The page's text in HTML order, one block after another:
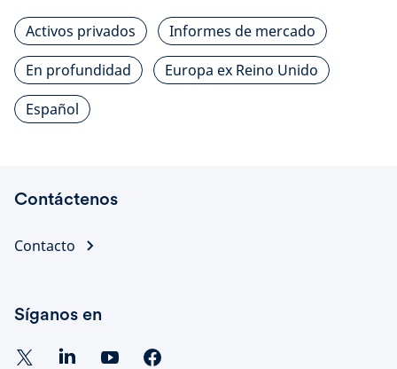
Activos privados
Informes de mercado
En profundidad
Europa ex Reino Unido
Español
Contáctenos
Contacto
Síganos en